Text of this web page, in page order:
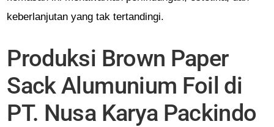
keberlanjutan yang tak tertandingi.
Produksi Brown Paper
Sack Alumunium Foil di
PT. Nusa Karya Packindo